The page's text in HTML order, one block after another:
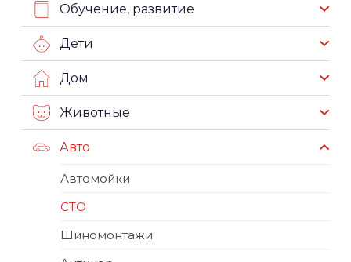
Обучение, развитие
Дети
Дом
Животные
Авто
Автомойки
СТО
Шиномонтажи